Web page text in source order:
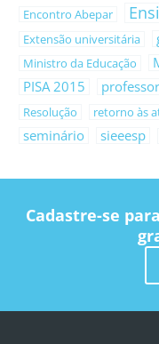
Encontro Abepar
Extensão universitária
Ministro da Educação
PISA 2015
Resolução retorno às
seminário sieeesp
Cadastre-se